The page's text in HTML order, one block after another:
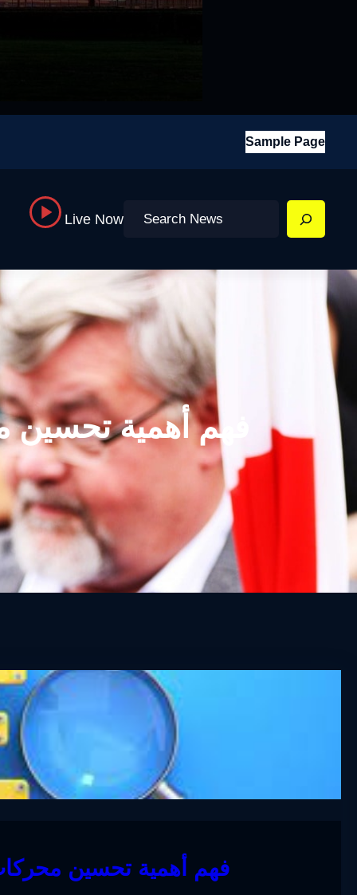
Sample Page
Live Now Search
فهم أهمية
فهم أهمية تحسين